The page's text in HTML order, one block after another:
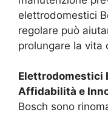
elettrodomestici
regolare può
prolungare la vita
Elettrodomestici
Affidabilità e
Bosch sono